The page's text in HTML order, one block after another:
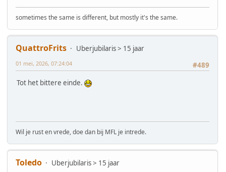
sometimes the same is different, but mostly it's the same.
QuattroFrits
Uberjubilaris > 15 jaar
#489
01 mei, 2026, 07:24:04
Tot het bittere einde.
Wil je rust en vrede, doe dan bij MFL je intrede.
Toledo
Uberjubilaris > 15 jaar